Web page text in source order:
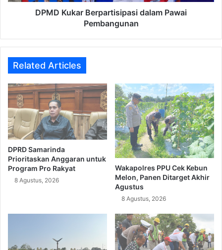
DPMD Kukar Berpartisipasi dalam Pawai
Pembangunan
Related Articles
DPRD Samarinda
Prioritaskan Anggaran untuk
Program Pro Rakyat
8 Agustus, 2026
Wakapolres PPU Cek Kebun
Melon, Panen Ditarget Akhir
Agustus
8 Agustus, 2026